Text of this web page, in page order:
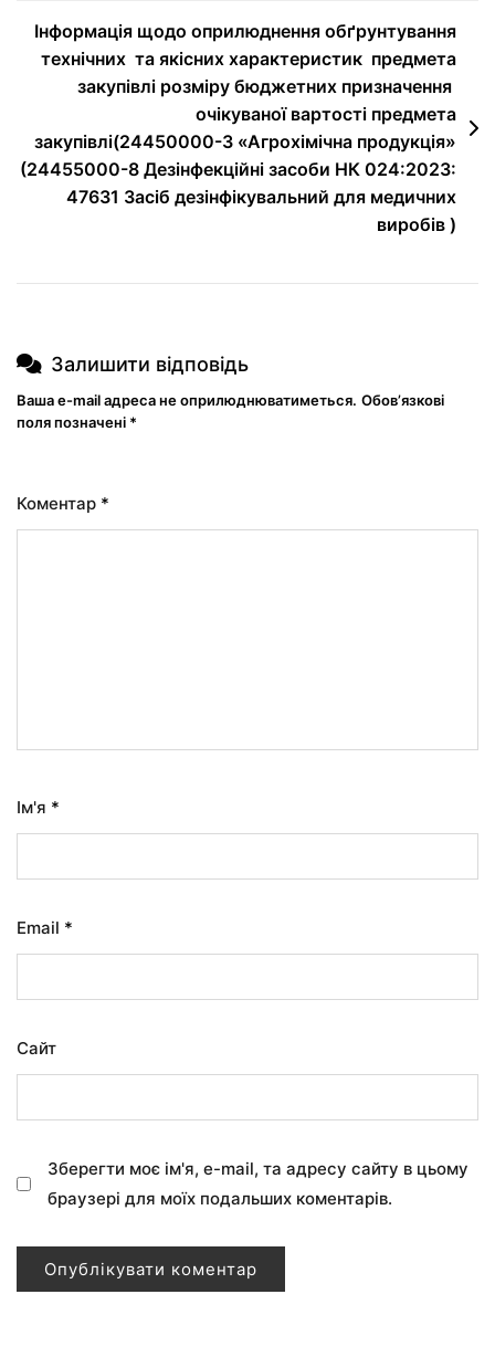
Інформація щодо оприлюднення обґрунтування
технічних та якісних характеристик предмета
закупівлі розміру бюджетних призначення
очікуваної вартості предмета
закупівлі(24450000-3 «Агрохімічна продукція»
(24455000-8 Дезінфекційні засоби НК 024:2023:
47631 Засіб дезінфікувальний для медичних
виробів )
Залишити відповідь
Ваша e-mail адреса не оприлюднюватиметься. Обов’язкові
поля позначені *
Коментар *
Ім'я *
Email *
Сайт
Зберегти моє ім'я, e-mail, та адресу сайту в цьому
браузері для моїх подальших коментарів.